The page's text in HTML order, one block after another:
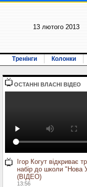
13 лютого 2013
Тренінги Колонки
ОСТАННI ВЛАСНI ВIДЕО
Ігор Когут відкриває
набір до школи "Нова
(ВІДЕО)
13:56